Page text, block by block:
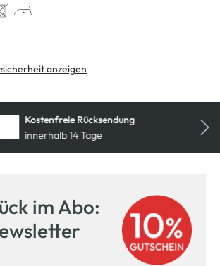
anzeigen
Kostenfreie Rücksendung
innerhalb 14 Tage
im Abo: